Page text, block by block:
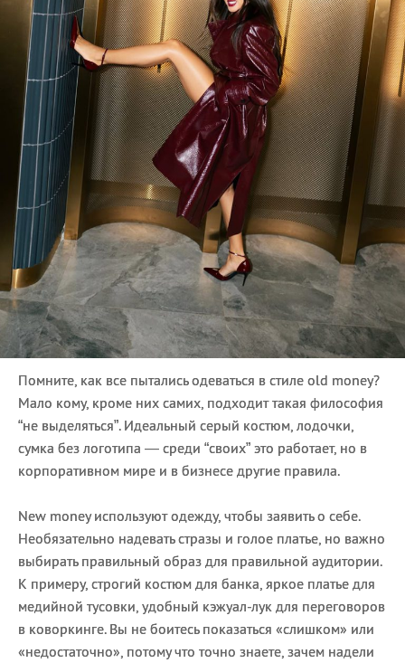
Помните, как все пытались одеваться в стиле old money?
Мало кому, кроме них самих, подходит такая философия
“не выделяться”. Идеальный серый костюм, лодочки,
сумка без логотипа — среди “своих” это работает, но в
корпоративном мире и в бизнесе другие правила.
New money используют одежду, чтобы заявить о себе.
Необязательно надевать стразы и голое платье, но важно
выбирать правильный образ для правильной аудитории.
К примеру, строгий костюм для банка, яркое платье для
медийной тусовки, удобный кэжуал-лук для переговоров
в коворкинге. Вы не боитесь показаться «слишком» или
«недостаточно», потому что точно знаете, зачем надели